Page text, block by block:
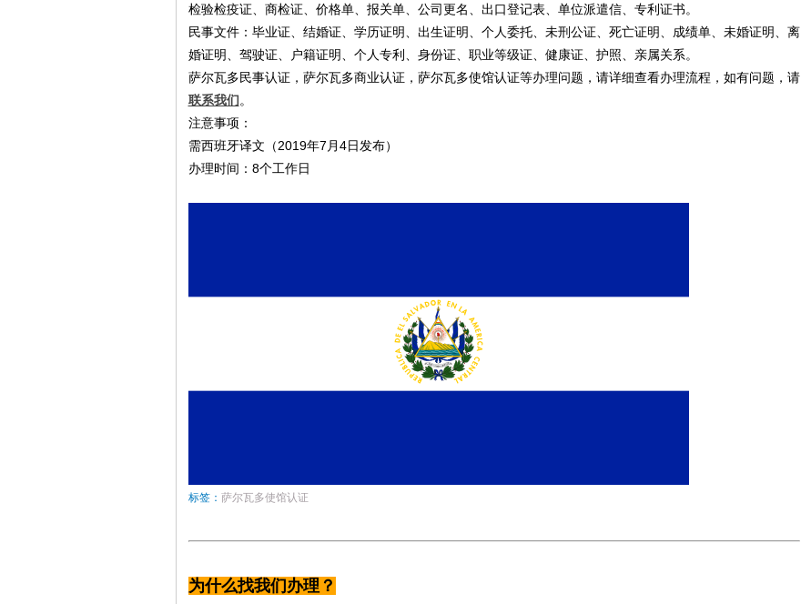
检验检疫证、商检证、价格单、报关单、公司更名、出口登记表、单位派遣信、专利证书。
民事文件：毕业证、结婚证、学历证明、出生证明、个人委托、未刑公证、死亡证明、成绩单、未婚证明、离
婚证明、驾驶证、户籍证明、个人专利、身份证、职业等级证、健康证、护照、亲属关系。
萨尔瓦多民事认证，萨尔瓦多商业认证，萨尔瓦多使馆认证等办理问题，请详细查看办理流程，如有问题，请
联系我们。
注意事项：
需西班牙译文（2019年7月4日发布）
办理时间：8个工作日
标签： 萨尔瓦多使馆认证
为什么找我们办理？